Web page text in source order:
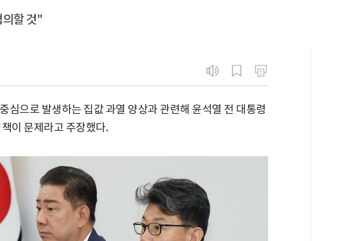
의할 것"
심으로 발생하는 집값 과열 양상과 관련해 윤석열 전 대통령
이 문제라고 주장했다.